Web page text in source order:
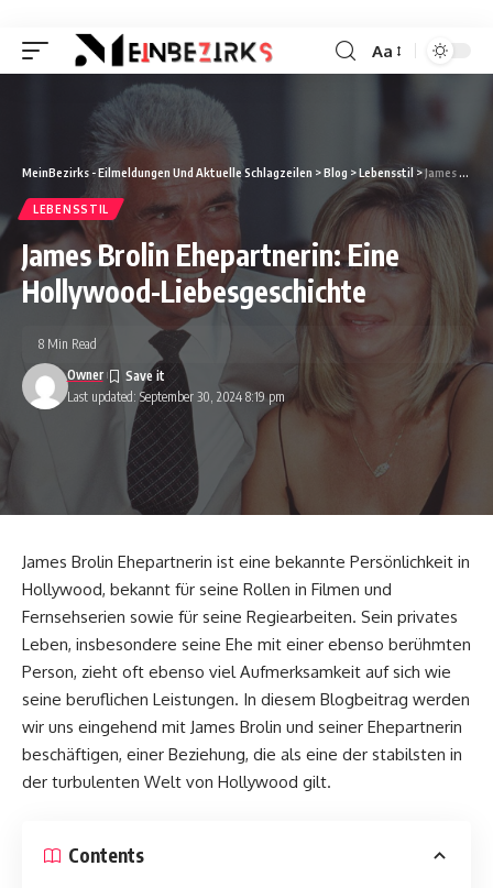
Font
Aa
MeinBezirks - Eilmeldungen Und Aktuelle Schlagzeilen >Blog >Lebensstil >James Brolin Ehepartnerin: Eine Hollywood-Liebesgeschichte
LEBENSSTIL
James Brolin Ehepartnerin: Eine
Hollywood-Liebesgeschichte
Last updated: September 30, 2024 8:19 pm
Owner
8 Min Read
James Brolin Ehepartnerin ist eine bekannte Persönlichkeit in
Hollywood, bekannt für seine Rollen in Filmen und
Fernsehserien sowie für seine Regiearbeiten. Sein privates
Leben, insbesondere seine Ehe mit einer ebenso berühmten
Person, zieht oft ebenso viel Aufmerksamkeit auf sich wie
seine beruflichen Leistungen. In diesem Blogbeitrag werden
wir uns eingehend mit James Brolin und seiner Ehepartnerin
beschäftigen, einer Beziehung, die als eine der stabilsten in
der turbulenten Welt von Hollywood gilt.
Contents